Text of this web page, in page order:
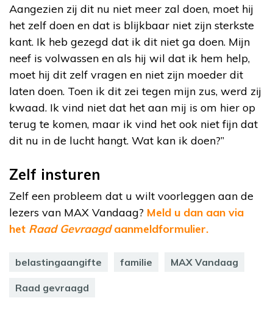
Aangezien zij dit nu niet meer zal doen, moet hij
het zelf doen en dat is blijkbaar niet zijn sterkste
kant. Ik heb gezegd dat ik dit niet ga doen. Mijn
neef is volwassen en als hij wil dat ik hem help,
moet hij dit zelf vragen en niet zijn moeder dit
laten doen. Toen ik dit zei tegen mijn zus, werd zij
kwaad. Ik vind niet dat het aan mij is om hier op
terug te komen, maar ik vind het ook niet fijn dat
dit nu in de lucht hangt. Wat kan ik doen?”
Zelf insturen
Zelf een probleem dat u wilt voorleggen aan de
lezers van MAX Vandaag? Meld u dan aan via
het Raad Gevraagdaanmeldformulier.
belastingaangifte familie MAX Vandaag
Raad gevraagd